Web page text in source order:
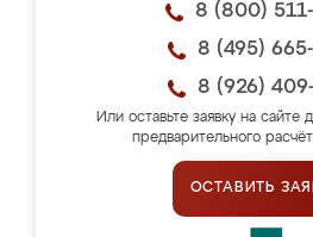
8 (800)
8 (495)
8 (926)
Или оставьте заявку на сайте
предварительного
ОСТАВИТЬ